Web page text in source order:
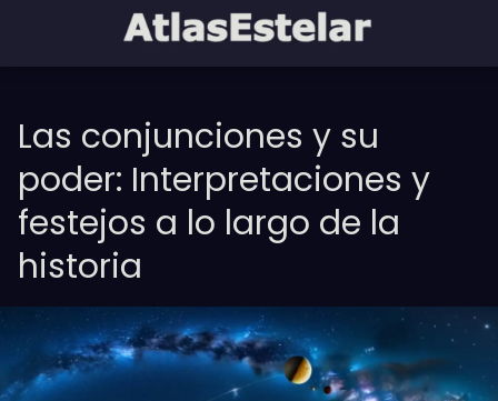
Las conjunciones y su
poder: Interpretaciones y
festejos a lo largo de la
historia